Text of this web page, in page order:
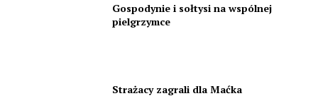
Gospodynie i sołtysi na wspólnej
pielgrzymce
Strażacy zagrali dla Maćka